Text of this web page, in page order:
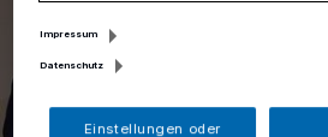
Impressum
Datenschutz
Einstellungen oder